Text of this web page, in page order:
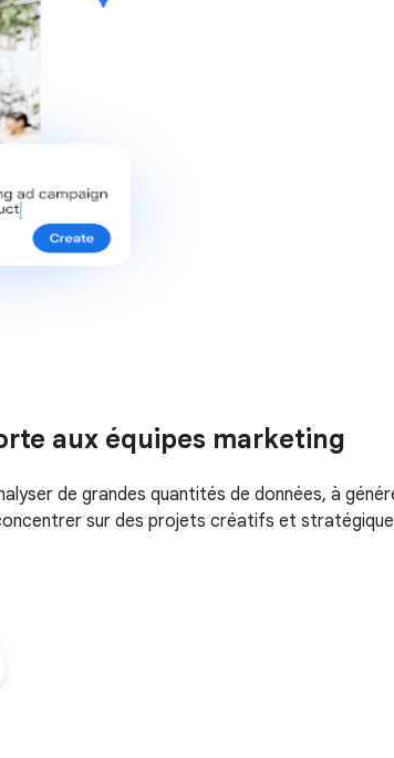
aux équipes marketing
de grandes quantités de données, à
sur des projets créatifs et